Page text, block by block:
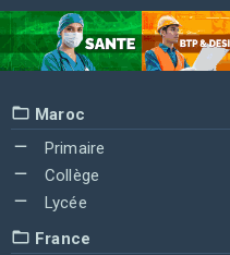
Maroc
Primaire
Collège
Lycée
France